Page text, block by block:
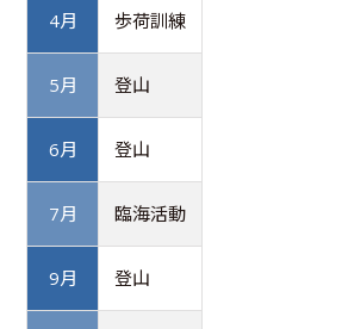
4月 歩荷訓練
5月 登山
6月 登山
7月 臨海活動
9月 登山